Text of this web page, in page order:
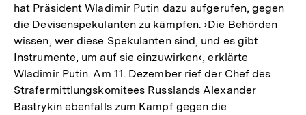
hat Präsident Wladimir Putin dazu aufgerufen, gegen
die Devisenspekulanten zu kämpfen. ›Die Behörden
wissen, wer diese Spekulanten sind, und es gibt
Instrumente, um auf sie einzuwirken‹, erklärte
Wladimir Putin. Am 11. Dezember rief der Chef des
Strafermittlungskomitees Russlands Alexander
Bastrykin ebenfalls zum Kampf gegen die